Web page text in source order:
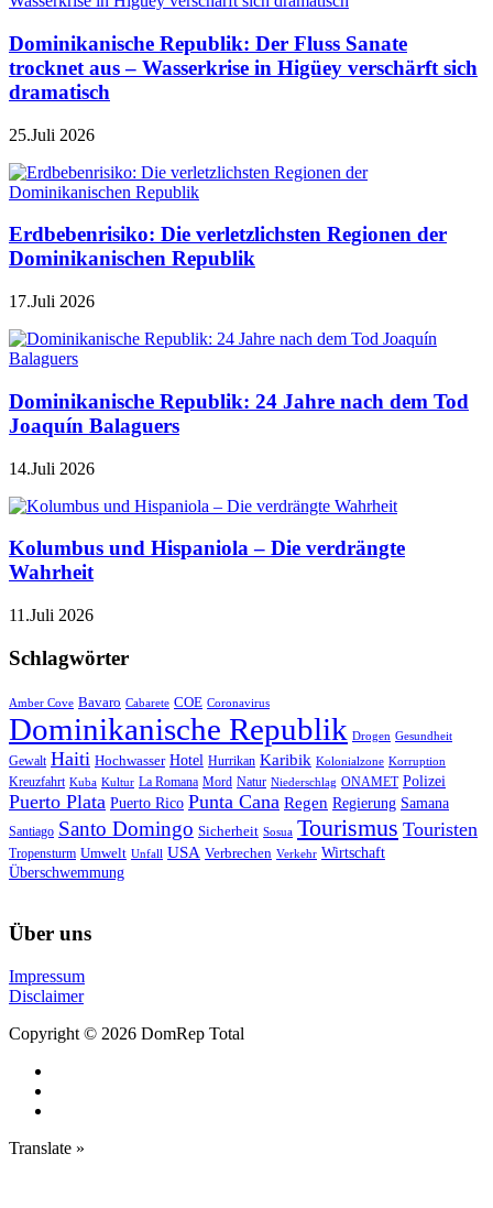
Dominikanische Republik: Der Fluss Sanate
trocknet aus – Wasserkrise in Higüey verschärft sich
dramatisch
25.Juli 2026
Erdbebenrisiko: Die verletzlichsten Regionen der
Dominikanischen Republik
17.Juli 2026
Dominikanische Republik: 24 Jahre nach dem Tod
Joaquín Balaguers
14.Juli 2026
Kolumbus und Hispaniola – Die verdrängte
Wahrheit
11.Juli 2026
Schlagwörter
Amber Cove Bavaro Cabarete COE Coronavirus
Dominikanische Republik Drogen Gesundheit
Gewalt Haiti Hochwasser Hotel Hurrikan Karibik Kolonialzone Korruption
Kreuzfahrt Kuba Kultur La Romana Mord Natur Niederschlag ONAMET Polizei
Puerto Plata Puerto Rico Punta Cana Regen Regierung Samana
Santiago Santo Domingo Sicherheit Sosua Tourismus Touristen
Tropensturm Umwelt Unfall USA Verbrechen Verkehr Wirtschaft
Überschwemmung
Über uns
Impressum
Disclaimer
Copyright © 2026 DomRep Total
Translate »